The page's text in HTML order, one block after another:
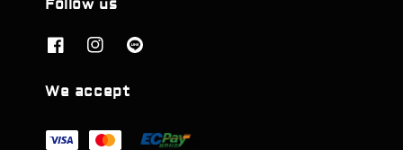
Follow us
We accept